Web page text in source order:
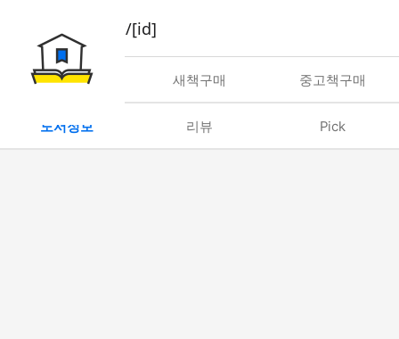
book/rent/[id]
대여 새책구매 중고책구매
도서정보 리뷰 Pick